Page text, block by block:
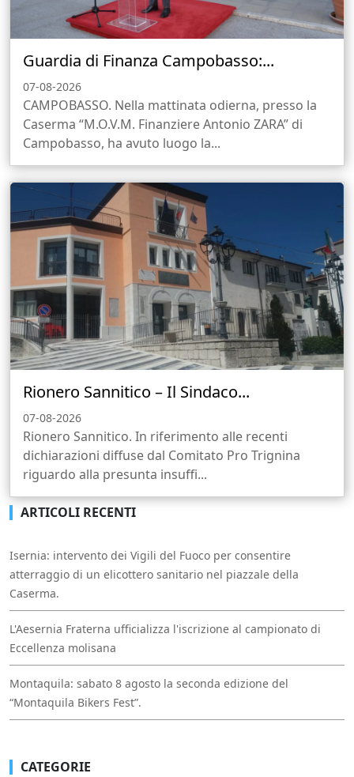
Guardia di Finanza Campobasso:...
07-08-2026
CAMPOBASSO. Nella mattinata odierna, presso la
Caserma “M.O.V.M. Finanziere Antonio ZARA” di
Campobasso, ha avuto luogo la...
Rionero Sannitico – Il Sindaco...
07-08-2026
Rionero Sannitico. In riferimento alle recenti
dichiarazioni diffuse dal Comitato Pro Trignina
riguardo alla presunta insuffi...
ARTICOLI RECENTI
Isernia: intervento dei Vigili del Fuoco per consentire
atterraggio di un elicottero sanitario nel piazzale della
Caserma.
L'Aesernia Fraterna ufficializza l'iscrizione al campionato di
Eccellenza molisana
Montaquila: sabato 8 agosto la seconda edizione del
“Montaquila Bikers Fest”.
CATEGORIE